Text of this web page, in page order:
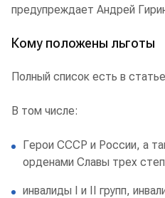
предупреждает Андрей
Кому положены льготы
Полный список есть в
В том числе:
Герои СССР и России, а
орденами Славы трех
инвалиды I и II групп,